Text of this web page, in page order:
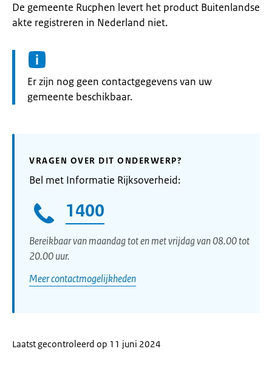
De gemeente Rucphen levert het product Buitenlandse
akte registreren in Nederland niet.
Informatie:
Er zijn nog geen contactgegevens van uw
gemeente beschikbaar.
VRAGEN OVER DIT ONDERWERP?
Bel met Informatie Rijksoverheid:
1400
Bereikbaar van maandag tot en met vrijdag van 08.00 tot
20.00 uur.
Meer contactmogelijkheden
Laatst gecontroleerd op 11 juni 2024